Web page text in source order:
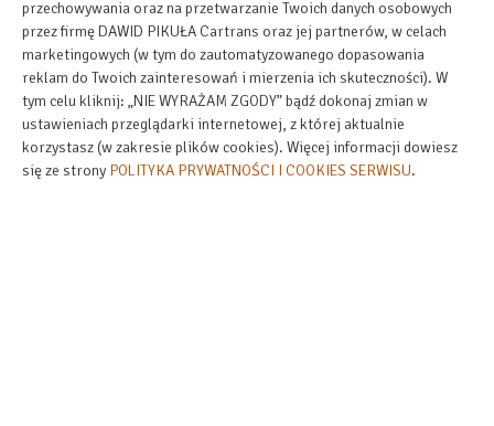
przechowywania oraz na przetwarzanie Twoich danych osobowych
przez firmę DAWID PIKUŁA Cartrans oraz jej partnerów, w celach
marketingowych (w tym do zautomatyzowanego dopasowania
reklam do Twoich zainteresowań i mierzenia ich skuteczności). W
tym celu kliknij: „NIE WYRAŻAM ZGODY” bądź dokonaj zmian w
ustawieniach przeglądarki internetowej, z której aktualnie
korzystasz (w zakresie plików cookies). Więcej informacji dowiesz
się ze strony POLITYKA PRYWATNOŚCI I COOKIES SERWISU.